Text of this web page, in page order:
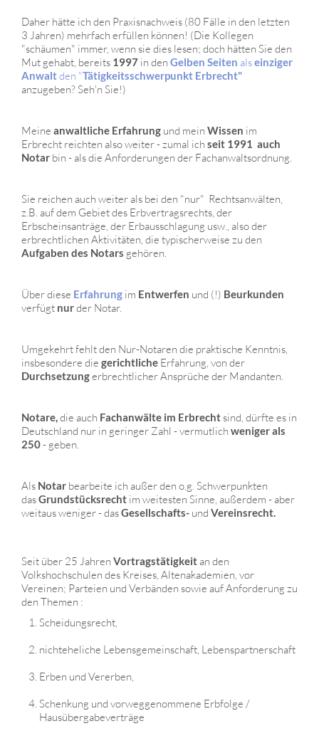
Daher hätte ich den Praxisnachweis (80 Fälle in den letzten
3 Jahren) mehrfach erfüllen können! (Die Kollegen
"schäumen" immer, wenn sie dies lesen; doch hätten Sie den
Mut gehabt, bereits 1997 in den Gelben Seiten alseinziger
Anwaltden "Tätigkeitsschwerpunkt Erbrecht"
anzugeben? Seh'n Sie!)
Meine anwaltliche Erfahrung und mein Wissen im
Erbrecht reichten also weiter - zumal ich seit 1991 auch
Notar bin - als die Anforderungen der Fachanwaltsordnung.
Sie reichen auch weiter als bei den "nur" Rechtsanwälten,
z.B. auf dem Gebiet des Erbvertragsrechts, der
Erbscheinsanträge, der Erbausschlagung usw., also der
erbrechtlichen Aktivitäten, die typischerweise zu den
Aufgaben des Notars gehören.
Über diese Erfahrung im Entwerfen und (!) Beurkunden
verfügt nurder Notar.
Umgekehrt fehlt den Nur-Notaren die praktische Kenntnis,
insbesondere die gerichtliche Erfahrung, von der
Durchsetzungerbrechtlicher Ansprüche der Mandanten.
Notare,die auch Fachanwälte im Erbrecht sind, dürfte es in
Deutschland nur in geringer Zahl - vermutlich weniger als
250- geben.
Als Notar bearbeite ich außer den o.g. Schwerpunkten
dasGrundstücksrecht im weitesten Sinne, außerdem - aber
weitaus weniger - dasGesellschafts- und Vereinsrecht.
Seit über 25 Jahren Vortragstätigkeit an den
Volkshochschulen des Kreises, Altenakademien, vor
Vereinen; Parteien und Verbänden sowie auf Anforderung zu
den Themen :
Scheidungsrecht,
nichteheliche Lebensgemeinschaft, Lebenspartnerschaft
Erben und Vererben,
Schenkung und vorweggenommene Erbfolge /
Hausübergabeverträge